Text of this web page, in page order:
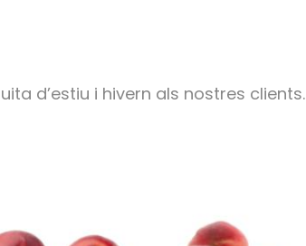
d’estiu i hivern als nostres clients.